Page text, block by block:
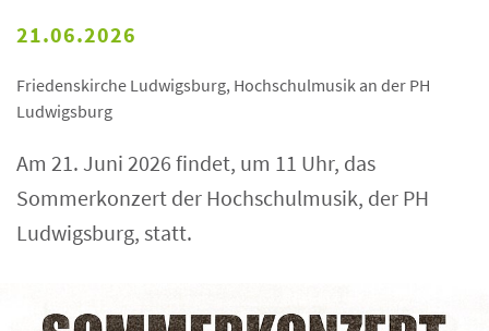
21.06.2026
Friedenskirche Ludwigsburg, Hochschulmusik an der PH
Ludwigsburg
Am 21. Juni 2026 findet, um 11 Uhr, das
Sommerkonzert der Hochschulmusik, der PH
Ludwigsburg, statt.